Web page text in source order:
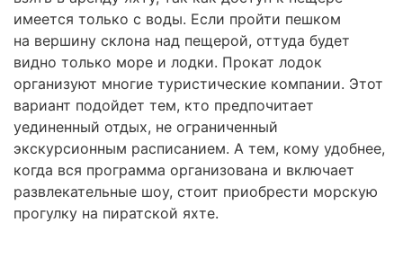
имеется только с воды. Если пройти пешком
на вершину склона над пещерой, оттуда будет
видно только море и лодки. Прокат лодок
организуют многие туристические компании. Этот
вариант подойдет тем, кто предпочитает
уединенный отдых, не ограниченный
экскурсионным расписанием. А тем, кому удобнее,
когда вся программа организована и включает
развлекательные шоу, стоит приобрести морскую
прогулку на пиратской яхте.